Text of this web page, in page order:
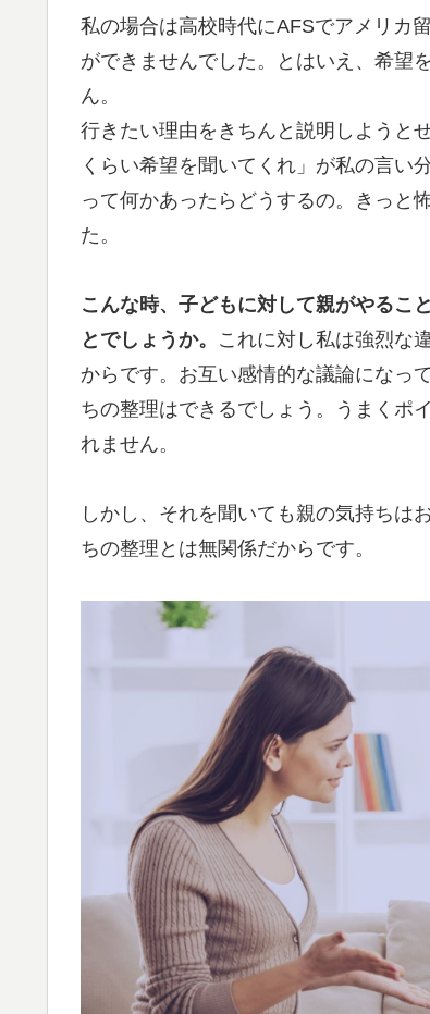
私の場合は高校時代にAFSでアメリカ
ができませんでした。とはいえ、希望
ん。
行きたい理由をきちんと説明しようと
くらい希望を聞いてくれ」が私の言い
って何かあったらどうするの。きっと
た。
こんな時、子どもに対して親がやるこ
とでしょうか。 これに対し私は強烈な
からです。お互い感情的な議論になっ
ちの整理はできるでしょう。うまくポ
れません。
しかし、それを聞いても親の気持ちは
ちの整理とは無関係だからです。